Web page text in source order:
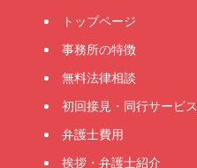
トップページ
事務所の特徴
無料法律相談
初回接見・同行サービス
弁護士費用
挨拶・弁護士紹介